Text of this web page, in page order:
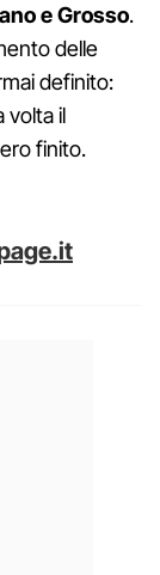
e Grosso.
delle
definito:
volta il
finito.